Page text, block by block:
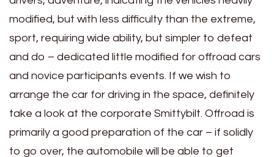
modified, but with less difficulty than the extreme,
sport, requiring wide ability, but simpler to defeat
and do – dedicated little modified for offroad cars
and novice participants events. If we wish to
arrange the car for driving in the space, definitely
take a look at the corporate Smittybilt. Offroad is
primarily a good preparation of the car – if solidly
to go over, the automobile will be able to get